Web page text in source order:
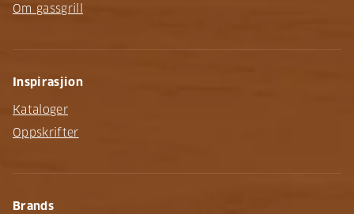
Om gassgrill
Inspirasjion
Kataloger
Oppskrifter
Brands